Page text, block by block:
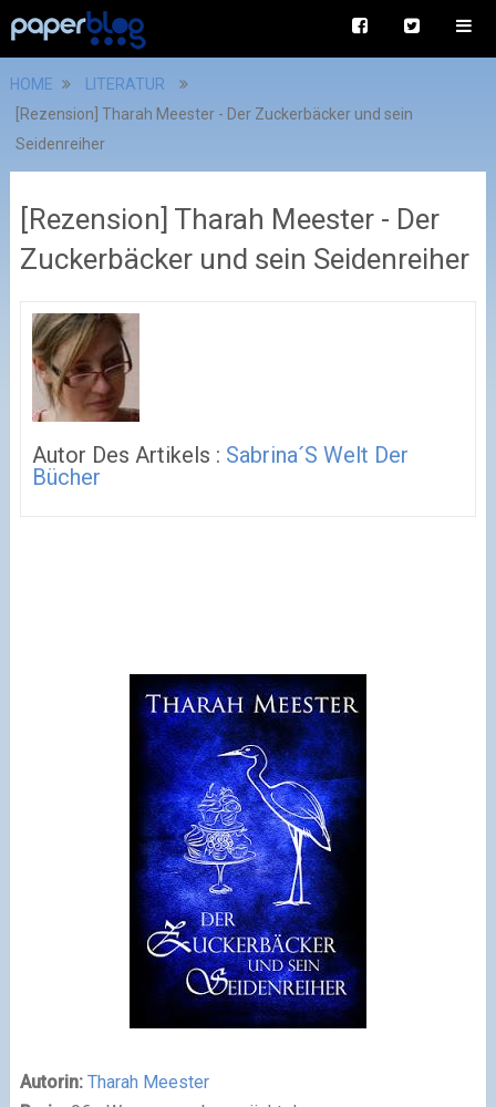
HOME
LITERATUR
[Rezension] Tharah Meester - Der Zuckerbäcker und sein
Seidenreiher
[Rezension] Tharah Meester - Der
Zuckerbäcker und sein Seidenreiher
Autor Des Artikels : Sabrina´s Welt Der
Bücher
Autorin: Tharah Meester